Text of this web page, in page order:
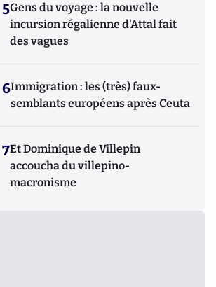
5Gens du voyage : la nouvelle
incursion régalienne d'Attal fait
des vagues
6Immigration : les (très) faux-
semblants européens après Ceuta
7Et Dominique de Villepin
accoucha du villepino-
macronisme